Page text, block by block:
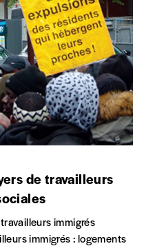
de travailleurs
immigrés
immigrés : logements